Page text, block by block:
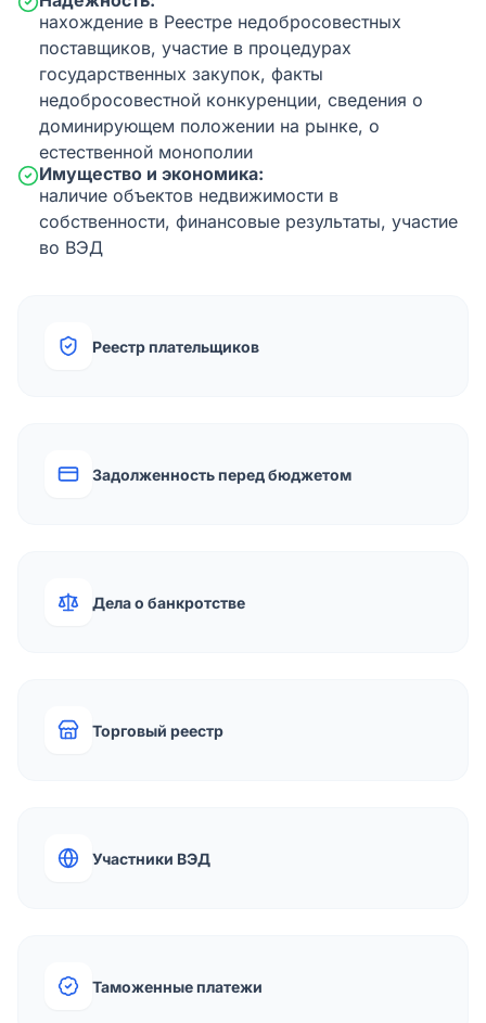
нахождение в Реестре недобросовестных
поставщиков, участие в процедурах
государственных закупок, факты
недобросовестной конкуренции, сведения о
доминирующем положении на рынке, о
естественной монополии
Имущество и экономика:
наличие объектов недвижимости в
собственности, финансовые результаты, участие
во ВЭД
Реестр плательщиков
Задолженность перед бюджетом
Дела о банкротстве
Торговый реестр
Участники ВЭД
Таможенные платежи